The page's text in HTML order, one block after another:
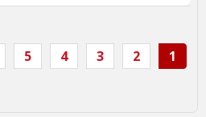
1
2
3
4
5